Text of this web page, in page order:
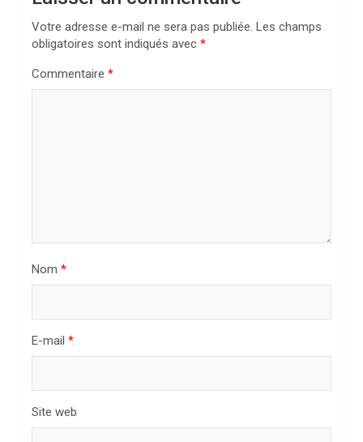
Votre adresse e-mail ne sera pas publiée. Les champs
obligatoires sont indiqués avec *
Commentaire *
Nom *
E-mail *
Site web